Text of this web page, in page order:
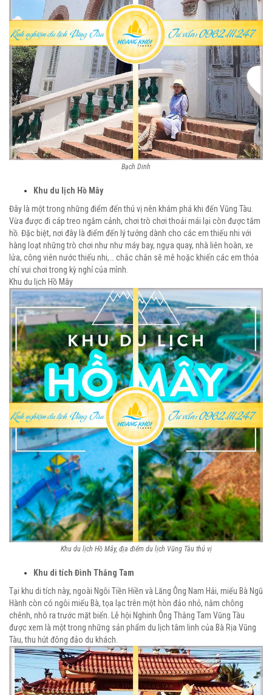
Bạch Dinh
Khu du lịch Hồ Mây
Đây là một trong những điểm đến thú vị nên khám phá khi đến Vũng Tàu.
Vừa được đi cáp treo ngắm cảnh, chơi trò chơi thoải mái lại còn được tắm
hồ. Đặc biệt, nơi đây là điểm đến lý tưởng dành cho các em thiếu nhi với
hàng loạt những trò chơi như như máy bay, ngựa quay, nhà liên hoàn, xe
lửa, công viên nước thiếu nhi,… chắc chắn sẽ mê hoặc khiến các em thỏa
chí vui chơi trong kỳ nghỉ của mình.
Khu du lịch Hồ Mây
Khu du lịch Hồ Mây, địa điểm du lịch Vũng Tàu thú vị
Khu di tích Đình Thắng Tam
Tại khu di tích này, ngoài Ngôi Tiền Hiền và Lăng Ông Nam Hải, miếu Bà Ngũ
Hành còn có ngôi miếu Bà, tọa lạc trên một hòn đảo nhỏ, nằm chông
chênh, nhô ra trước mặt biển. Lễ hội Nghinh Ông Thắng Tam Vũng Tàu
được xem là một trong những sản phẩm du lịch tâm linh của Bà Rịa Vũng
Tàu, thu hút đông đảo du khách.